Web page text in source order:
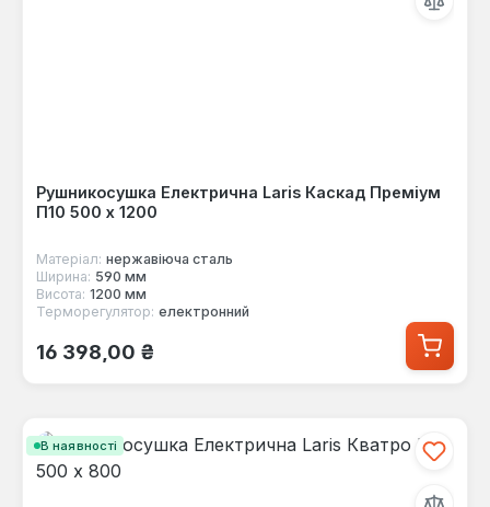
Рушникосушка Електрична Laris Каскад Преміум
П10 500 х 1200
Матеріал: нержавіюча сталь
Ширина: 590 мм
Висота: 1200 мм
Терморегулятор: електронний
Звичайна ціна:
16 398,00 ₴
В наявності